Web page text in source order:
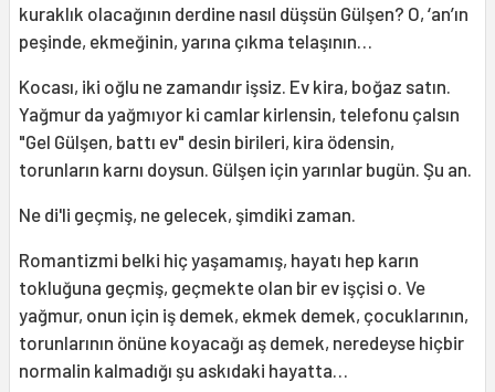
kuraklık olacağının derdine nasıl düşsün Gülşen? O, ‘an’ın
peşinde, ekmeğinin, yarına çıkma telaşının…
Kocası, iki oğlu ne zamandır işsiz. Ev kira, boğaz satın.
Yağmur da yağmıyor ki camlar kirlensin, telefonu çalsın
"Gel Gülşen, battı ev" desin birileri, kira ödensin,
torunların karnı doysun. Gülşen için yarınlar bugün. Şu an.
Ne di'li geçmiş, ne gelecek, şimdiki zaman.
Romantizmi belki hiç yaşamamış, hayatı hep karın
tokluğuna geçmiş, geçmekte olan bir ev işçisi o. Ve
yağmur, onun için iş demek, ekmek demek, çocuklarının,
torunlarının önüne koyacağı aş demek, neredeyse hiçbir
normalin kalmadığı şu askıdaki hayatta…